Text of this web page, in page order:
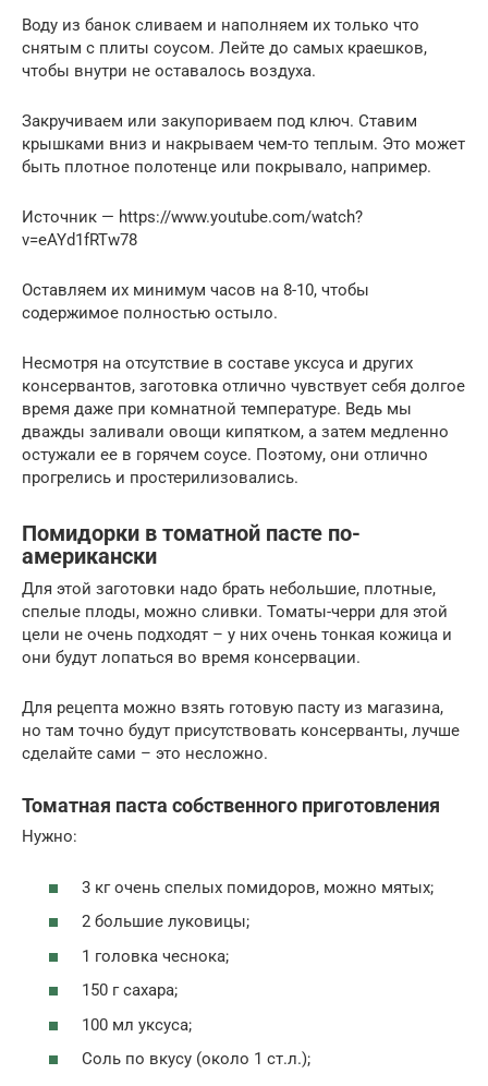
Воду из банок сливаем и наполняем их только что
снятым с плиты соусом. Лейте до самых краешков,
чтобы внутри не оставалось воздуха.
Закручиваем или закупориваем под ключ. Ставим
крышками вниз и накрываем чем-то теплым. Это может
быть плотное полотенце или покрывало, например.
Источник — https://www.youtube.com/watch?
v=eAYd1fRTw78
Оставляем их минимум часов на 8-10, чтобы
содержимое полностью остыло.
Несмотря на отсутствие в составе уксуса и других
консервантов, заготовка отлично чувствует себя долгое
время даже при комнатной температуре. Ведь мы
дважды заливали овощи кипятком, а затем медленно
остужали ее в горячем соусе. Поэтому, они отлично
прогрелись и простерилизовались.
Помидорки в томатной пасте по-
американски
Для этой заготовки надо брать небольшие, плотные,
спелые плоды, можно сливки. Томаты-черри для этой
цели не очень подходят – у них очень тонкая кожица и
они будут лопаться во время консервации.
Для рецепта можно взять готовую пасту из магазина,
но там точно будут присутствовать консерванты, лучше
сделайте сами – это несложно.
Томатная паста собственного приготовления
Нужно:
3 кг очень спелых помидоров, можно мятых;
2 большие луковицы;
1 головка чеснока;
150 г сахара;
100 мл уксуса;
Соль по вкусу (около 1 ст.л.);